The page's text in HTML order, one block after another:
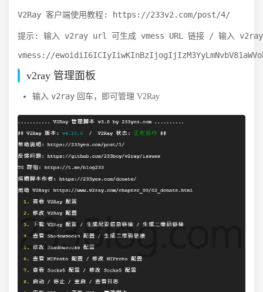
V2Ray 客户端使用教程: https://233v2.com/post/4/
提示: 输入 v2ray url 可生成 vmess URL 链接 / 输入 v2ray
vmess://
v2ray 管理面板
输入 v2ray 回车，即可管理 V2Ray